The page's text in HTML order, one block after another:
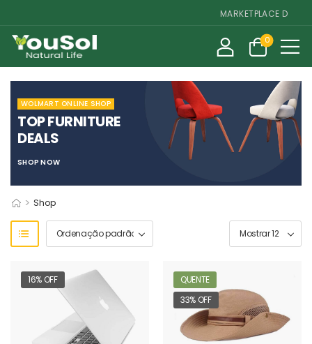
MARKETPLACE DE
0
WOLMART ONLINE SHOP
TOP FURNITURE
DEALS
SHOP NOW
> Shop
16% OFF
QUENTE
33% OFF